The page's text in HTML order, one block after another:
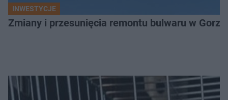
INWESTYCJE
Zmiany i przesunięcia remontu bulwaru w